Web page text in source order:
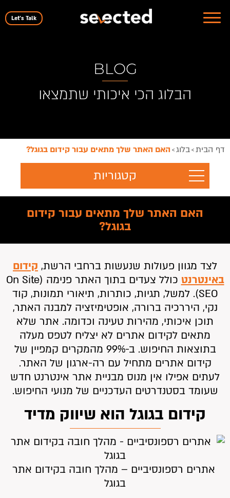
Let's Talk
BLOG
הבלוג הכי איכותי שתמצאו
דף הבית>בלוג> האם האתר שלך מתאים עבור קידום בגוגל?
קטגוריות
האם האתר שלך מתאים עבור קידום
בגוגל?
לצד מגוון פעולות שנעשות ברחבי הרשת, קידום
באינטרנט
כולל צעדים בתוך האתר פנימה (On Site
SEO). למשל, תגיות, כותרות, תיאורי תמונות, קוד
נקי, היררכיה ברורה, אופטימיזציה למבנה האתר,
תוכן איכותי, מהירות טעינה וכדומה. אתר שלא
מתאים לקידום אתרים לא יצליח לטפס מעלה
בתוצאות החיפוש. ב-99% מהמקרים קמפיין של
קידום אתרים מתחיל עם רה-ארגון של האתר.
לעתים אפילו אין מנוס מבניית אתר אינטרנט חדש
שעומד בסטנדרטים העדכניים של מנועי החיפוש.
קידום בגוגל הוא שיווק מדיד
אתרים רספונסיביים – מהלך חובה בקידום אתר
בגוגל